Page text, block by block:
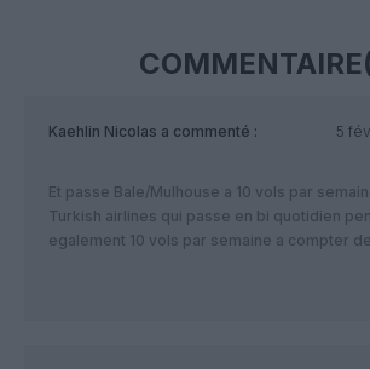
Kaehlin Nicolas a commenté :
5
Et passe Bale/Mulhouse a 10 vols par
Turkish airlines qui passe en bi quotidien
egalement 10 vols par semaine a compter de